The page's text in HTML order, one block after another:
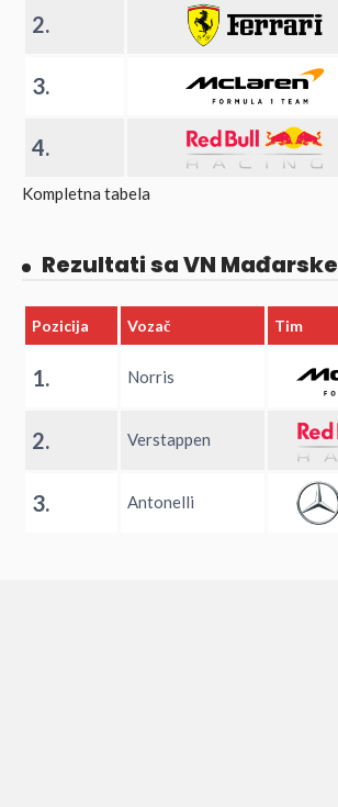
2.
3.
4.
Kompletna tabela
Rezultati sa VN Mađarske
Pozicija Vozač Tim
1. Norris
2. Verstappen
3. Antonelli